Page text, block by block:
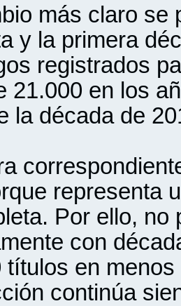
más claro se
y la primera
registrados
21.000 en los
la década de
representa
Por ello, no
con
títulos en
continúa